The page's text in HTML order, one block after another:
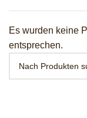
Es wurden keine
entsprechen.